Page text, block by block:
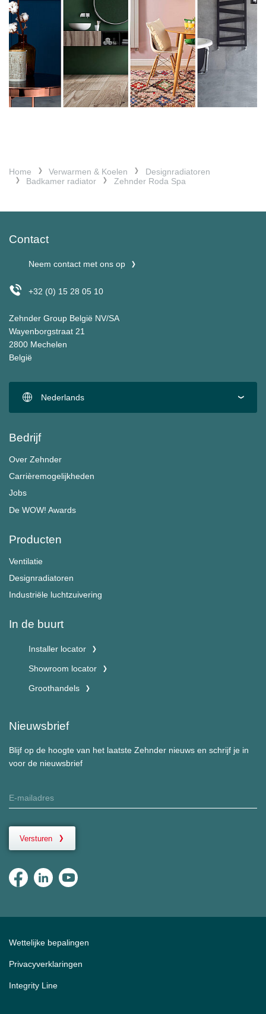
Home Verwarmen & Koelen
Designradiatoren
Badkamer radiator
Zehnder Roda Spa
Contact
Neem contact met ons op
+32 (0) 15 28 05 10
Zehnder Group België NV/SA
Wayenborgstraat 21
2800 Mechelen
België
Nederlands
Bedrijf
Over Zehnder
Carrièremogelijkheden
Jobs
De WOW! Awards
Producten
Ventilatie
Designradiatoren
Industriële luchtzuivering
In de buurt
Installer locator
Showroom locator
Groothandels
Nieuwsbrief
Blijf op de hoogte van het laatste Zehnder nieuws en schrijf je in
voor de nieuwsbrief
Versturen
Wettelijke bepalingen
Privacyverklaringen
Integrity Line